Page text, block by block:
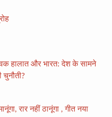
हालात और भारत: देश के सामने
चुनौती?
रार नहीं ठानूंगा , गीत नया